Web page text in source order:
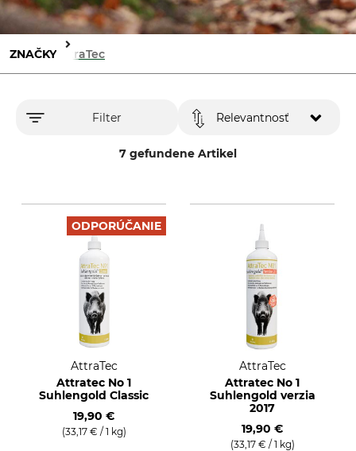
ZNAČKY AttraTec
Filter
7 gefundene Artikel
Relevantnosť
ODPORÚČANIE
AttraTec
Attratec No 1
Suhlengold Classic
19,90 €
(33,17 € / 1 kg)
AttraTec
Attratec No 1
Suhlengold verzia
2017
19,90 €
(33,17 € / 1 kg)